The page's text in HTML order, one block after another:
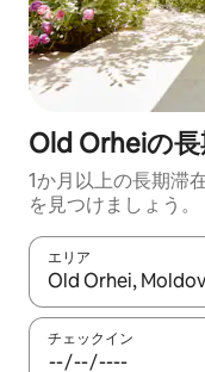
Old Orheiの
1か月以上の長期滞
を見つけましょう。
エリア
検索結果が表示され
チェックイン